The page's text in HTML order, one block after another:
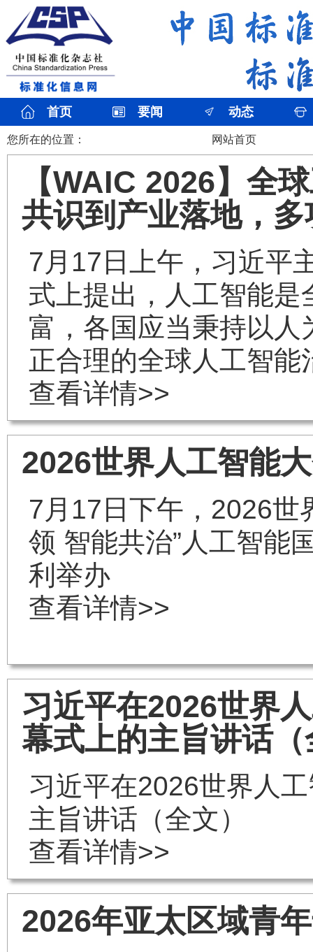
首页 要闻 动态
您所在的位置： 网站首页
【WAIC 2026】全
共识到产业落地，
​7月17日上午，习近平
式上提出，人工智能
富，各国应当秉持以
正合理的全球人工智能
查看详情>>
2026世界人工智能
7月17日下午，2026世
领 智能共治”人工智能
利举办
查看详情>>
习近平在2026世界
幕式上的主旨讲话
习近平在2026世界人
主旨讲话（全文）
查看详情>>
2026年亚太区域青